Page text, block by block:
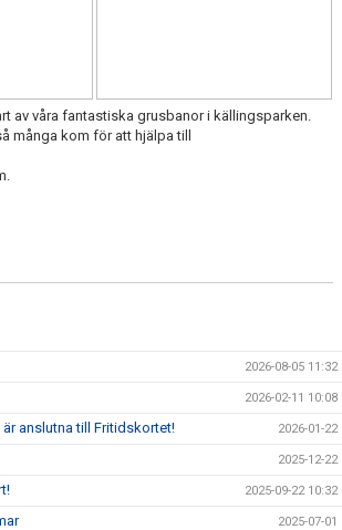
av våra fantastiska grusbanor i källingsparken.
många kom för att hjälpa till
2026-08-05 11:32
2026-02-11 10:08
anslutna till Fritidskortet! 2026-01-22
2025-12-22
2025-09-22 10:32
2025-07-01